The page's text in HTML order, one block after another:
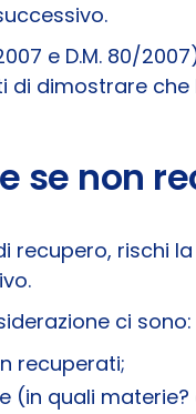
e D.M. 80/
di dimostrare
se non
recupero, rischi
ci sono:
recuperati;
(in quali